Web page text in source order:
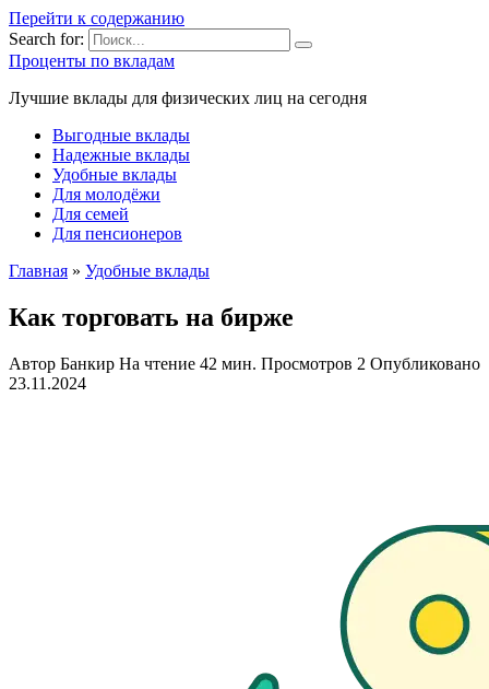
Перейти к содержанию
Search for:
Проценты по вкладам
Лучшие вклады для физических лиц на сегодня
Выгодные вклады
Надежные вклады
Удобные вклады
Для молодёжи
Для семей
Для пенсионеров
Главная » Удобные вклады
Как торговать на бирже
Автор Банкир На чтение 42 мин. Просмотров 2 Опубликовано
23.11.2024